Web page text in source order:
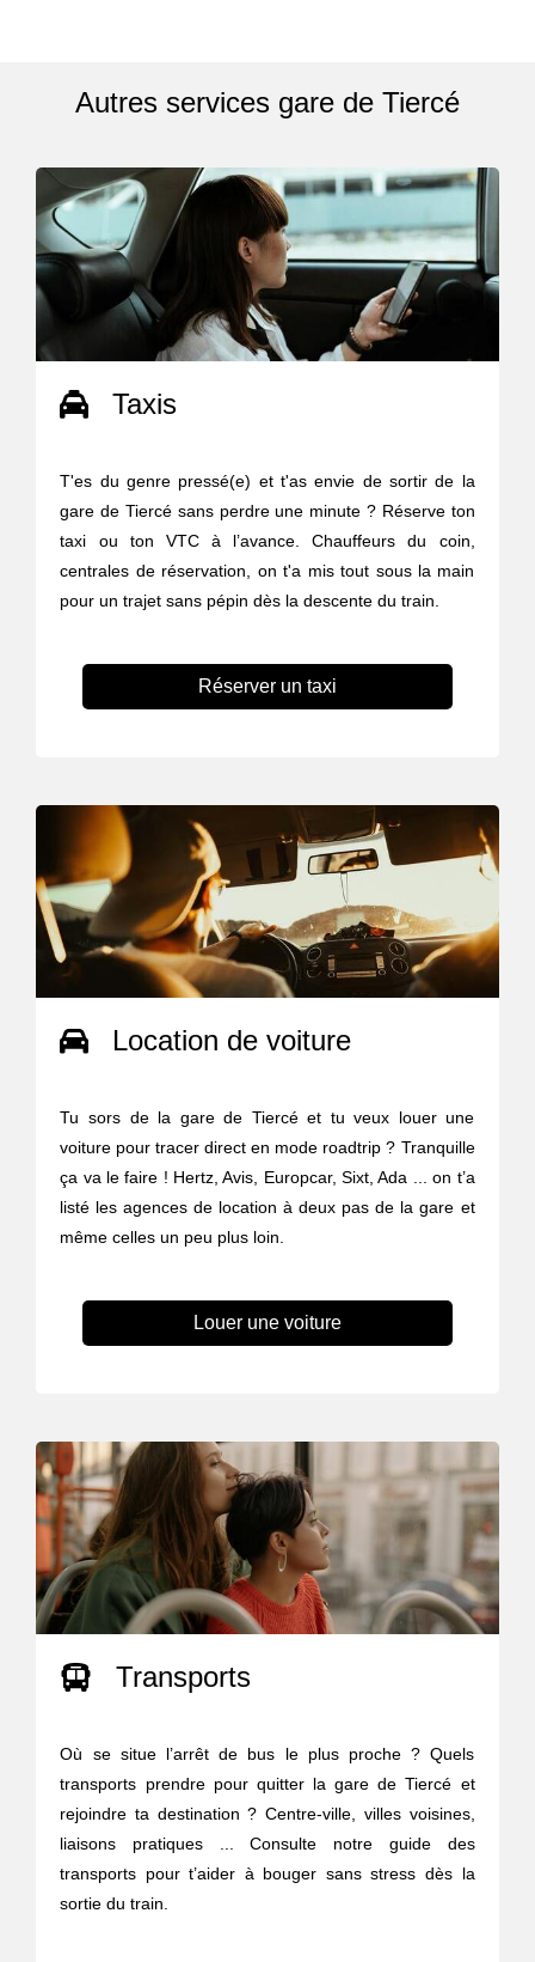
Autres services gare de Tiercé
Taxis
T'es du genre pressé(e) et t'as envie de sortir de la
gare de Tiercé sans perdre une minute ? Réserve ton
taxi ou ton VTC à l’avance. Chauffeurs du coin,
centrales de réservation, on t'a mis tout sous la main
pour un trajet sans pépin dès la descente du train.
Réserver un taxi
Location de voiture
Tu sors de la gare de Tiercé et tu veux louer une
voiture pour tracer direct en mode roadtrip ? Tranquille
ça va le faire ! Hertz, Avis, Europcar, Sixt, Ada ... on t’a
listé les agences de location à deux pas de la gare et
même celles un peu plus loin.
Louer une voiture
Transports
Où se situe l’arrêt de bus le plus proche ? Quels
transports prendre pour quitter la gare de Tiercé et
rejoindre ta destination ? Centre-ville, villes voisines,
liaisons pratiques ... Consulte notre guide des
transports pour t’aider à bouger sans stress dès la
sortie du train.